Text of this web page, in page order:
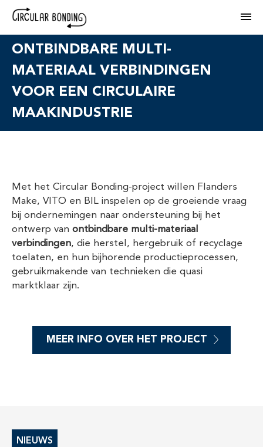
ONTBINDBARE MULTI-
MATERIAAL VERBINDINGEN
VOOR EEN CIRCULAIRE
MAAKINDUSTRIE
Met het Circular Bonding-project willen Flanders
Make, VITO en BIL inspelen op de groeiende vraag
bij ondernemingen naar ondersteuning bij het
ontwerp van ontbindbare multi-materiaal
verbindingen, die herstel, hergebruik of recyclage
toelaten, en hun bijhorende productieprocessen,
gebruikmakende van technieken die quasi
marktklaar zijn.
MEER INFO OVER HET PROJECT
NIEUWS